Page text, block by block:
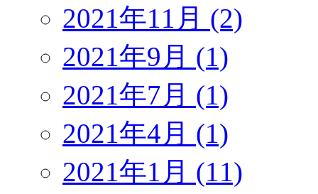
2021年11月 (2)
2021年9月 (1)
2021年7月 (1)
2021年4月 (1)
2021年1月 (11)